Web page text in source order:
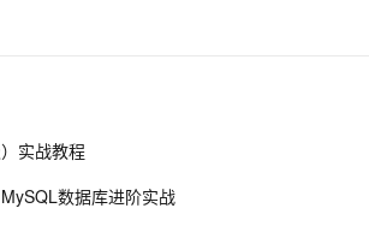
数据转化为json(.NET)
索之路--11.一些思考
ASP.NET MVC验证框架中关于属性
实战教程
数据库进阶实战